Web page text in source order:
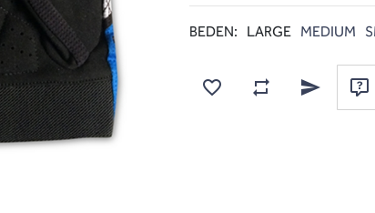
BEDEN: LARGE MEDIUM
Favorilere ekle
Karşılaştırma listesine
Arkadaşına